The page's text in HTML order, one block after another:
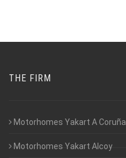
THE FIRM
Motorhomes Yakart A Coruña
Motorhomes Yakart Alcoy